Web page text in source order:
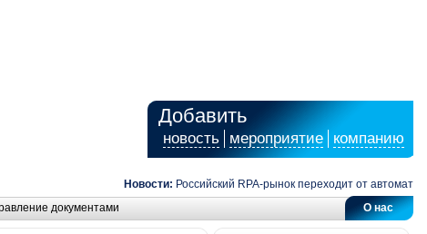
Добавить
новость мероприятие компанию
Новости: Российский RPA-рынок переходит от
О нас
документами